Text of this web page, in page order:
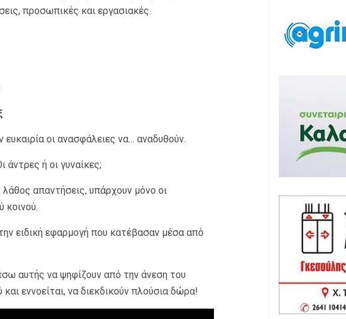
προσωπικές και εργασιακές.
οι ανασφάλειες να… αναδυθούν.
άντρες ή οι γυναίκες;
απαντήσεις, υπάρχουν μόνο οι
κοινού.
ειδική εφαρμογή που κατέβασαν μέσα από
αυτής να ψηφίζουν από την άνεση του
εννοείται, να διεκδικούν πλούσια δώρα!